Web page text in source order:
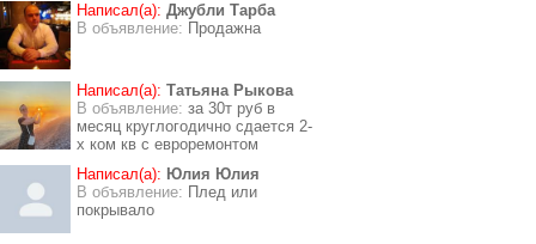
Написал(а): Джубли Тарба
В объявление: Продажна
Написал(а): Татьяна Рыкова
В объявление: за 30т руб в
месяц круглогодично сдается 2-
х ком кв с евроремонтом
Написал(а): Юлия Юлия
В объявление: Плед или
покрывало